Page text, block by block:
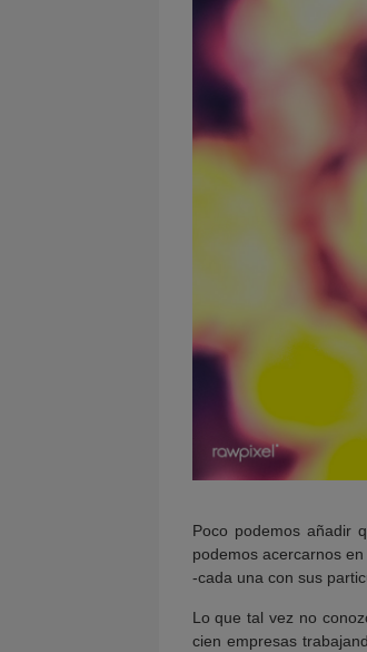
Poco podemos añadir
podemos acercarnos
-cada una con sus
Lo que tal vez no
cien empresas